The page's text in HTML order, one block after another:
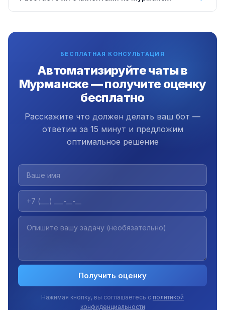
FAQ, описание услуг. Клиент задаёт вопрос в
Мурманске. Коммуникация через Telegram и Zoom.
БЕСПЛАТНАЯ КОНСУЛЬТАЦИЯ
Автоматизируйте чаты в
Мурманске — получите оценку
бесплатно
Расскажите что должен делать ваш бот —
ответим за 15 минут и предложим
оптимальное решение
Получить оценку
Нажимая кнопку, вы соглашаетесь с политикой
конфиденциальности